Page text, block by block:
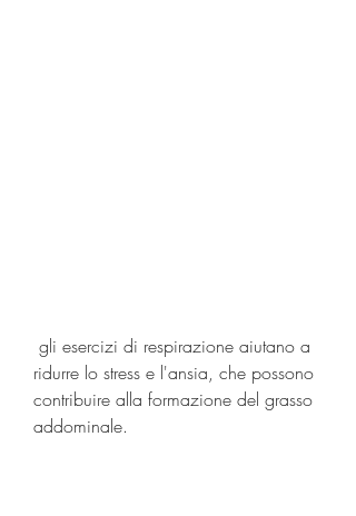
ridurre lo stress e l'ansia, che possono
contribuire alla formazione del grasso
addominale.